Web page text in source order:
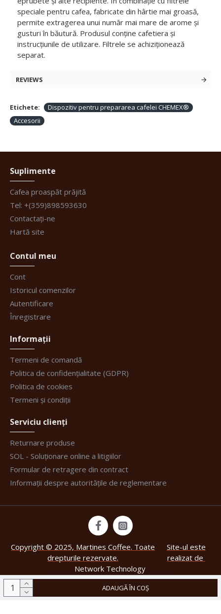
ADAUGĂ ÎN COȘ
speciale pentru cafea, fabricate din hârtie mai groasă,
permite extragerea unui număr mai mare de arome și
gusturi în băutură. Produsul conține cafetiera și
instrucțiunile de utilizare. Filtrele se achiziționează
separat.
REVIEWS
Etichete:
Dispozitiv pentru prepararea cafelei CHEMEX®
Accesorii
Suplimente
Cafea proaspăt prăjită
Tel: +(359)898593630
Contactați-ne
Hartă site
Contul meu
Cont
Istoricul comenzilor
Autentificare
Înregistrare
Informații
Termeni de comandă
Politica de confidențialitate (GDPR)
Politica de cookies
Termeni și condiții
Serviciu clienți
Returnare produse
SOL - Soluționare online a litigiilor
Formular de retragere din contract
Informații despre autoritățile de reglementare
Copyright © 2025, Martines Coffee. Toate
drepturile rezervate.
Site-ul este
realizat de
Network Technology.